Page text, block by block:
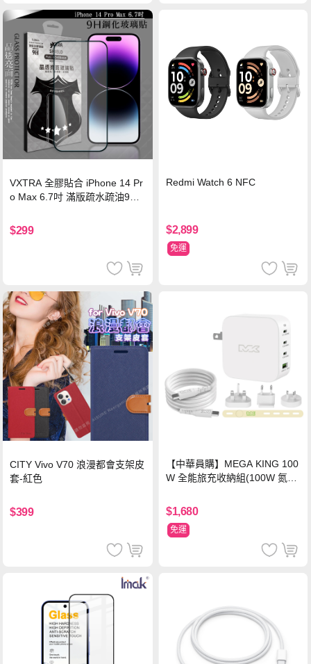
VXTRA 全膠貼合 iPhone 14 Pr
o Max 6.7吋 滿版疏水疏油9H
$299
Redmi Watch 6 NFC
$2,899
免運
CITY Vivo V70 浪漫都會支架皮
套-紅色
$399
【中華員購】MEGA KING 100
W 全能旅充收納組(100W 氮化
萬國轉接器)
$1,680
免運